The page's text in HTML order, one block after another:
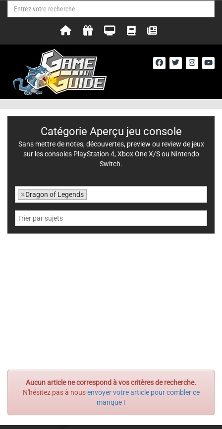
Aucun article ne correspond à vos critères de recherche.
N'hésitez pas à nousenvoyer votre article pour combler ce
manque !
Catégorie Aperçu jeu console
Sans mettre de notes, découvertes, preview ou review de jeux
sur les consoles PlayStation 4, Xbox One X/S ou Nintendo
Switch.
×Dragon of Legends